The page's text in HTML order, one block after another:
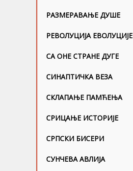
РАЗМЕРАВАЊЕ ДУШЕ
РЕВОЛУЦИЈА ЕВОЛУЦИЈЕ
СА ОНЕ СТРАНЕ ДУГЕ
СИНАПТИЧКА ВЕЗА
СКЛАПАЊЕ ПАМЋЕЊА
СРИЦАЊЕ ИСТОРИЈЕ
СРПСКИ БИСЕРИ
СУНЧЕВА АВЛИЈА